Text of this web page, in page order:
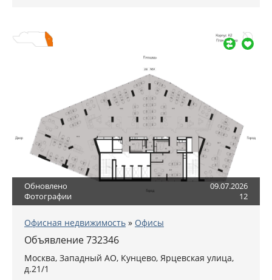
Обновлено
09.07.2026
Фотографии
12
Офисная недвижимость » Офисы
Объявление 732346
Москва, Западный АО, Кунцево, Ярцевская улица,
д.21/1